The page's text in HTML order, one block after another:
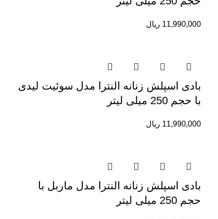
11,990,000 ریال
بادی اسپلش زنانه النترا مدل سوئیت لیدی
با حجم 250 میلی لیتر
11,990,000 ریال
بادی اسپلش زنانه النترا مدل ماربل با
حجم 250 میلی لیتر